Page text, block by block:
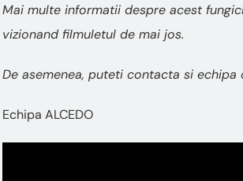
Mai multe informatii despre acest
vizionand filmuletul de mai jos.
De asemenea, puteti contacta si echipa
Echipa ALCEDO